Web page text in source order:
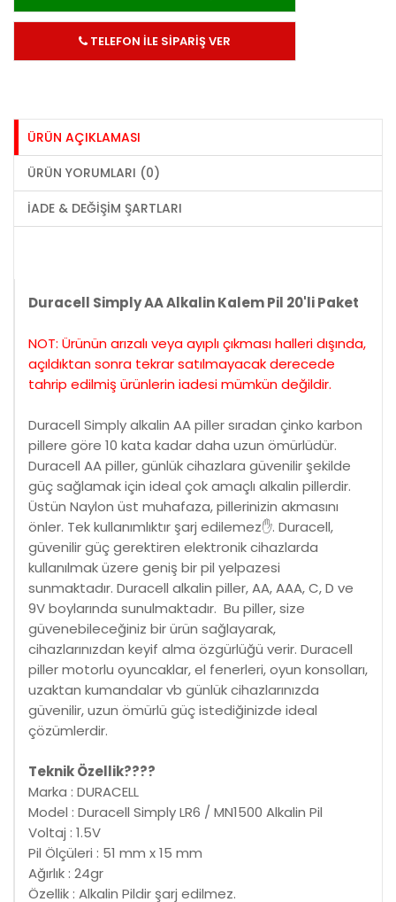
TELEFON İLE SİPARİŞ VER
ÜRÜN AÇIKLAMASI
ÜRÜN YORUMLARI (0)
İADE & DEĞIŞIM ŞARTLARI
Duracell Simply AA Alkalin Kalem Pil 20'li Paket
NOT: Ürünün arızalı veya ayıplı çıkması halleri dışında,
açıldıktan sonra tekrar satılmayacak derecede
tahrip edilmiş ürünlerin iadesi mümkün değildir.
Duracell Simply alkalin AA piller sıradan çinko karbon
pillere göre 10 kata kadar daha uzun ömürlüdür.
Duracell AA piller, günlük cihazlara güvenilir şekilde
güç sağlamak için ideal çok amaçlı alkalin pillerdir.
Üstün Naylon üst muhafaza, pillerinizin akmasını
önler. Tek kullanımlıktır şarj edilemez✋. Duracell,
güvenilir güç gerektiren elektronik cihazlarda
kullanılmak üzere geniş bir pil yelpazesi
sunmaktadır. Duracell alkalin piller, AA, AAA, C, D ve
9V boylarında sunulmaktadır. Bu piller, size
güvenebileceğiniz bir ürün sağlayarak,
cihazlarınızdan keyif alma özgürlüğü verir. Duracell
piller motorlu oyuncaklar, el fenerleri, oyun konsolları,
uzaktan kumandalar vb günlük cihazlarınızda
güvenilir, uzun ömürlü güç istediğinizde ideal
çözümlerdir.
Teknik Özellik????
Marka : DURACELL
Model : Duracell Simply LR6 / MN1500 Alkalin Pil
Voltaj : 1.5V
Pil Ölçüleri : 51 mm x 15 mm
Ağırlık : 24gr
Özellik : Alkalin Pildir şarj edilmez.